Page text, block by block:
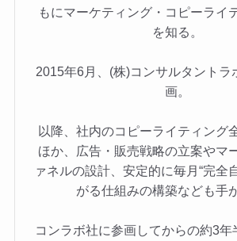
もにマーケティング・コピーライ
を知る。
2015年6月、(株)コンサルタントラ
画。
以降、社内のコピーライティング
ほか、広告・販売戦略の立案やマ
ァネルの設計、安定的に毎月“完全
がる仕組みの構築なども手
コンラボ社に参画してからの約3年